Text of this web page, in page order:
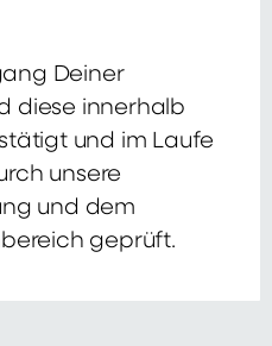
Deiner
diese innerhalb
und im Laufe
unsere
und dem
geprüft.